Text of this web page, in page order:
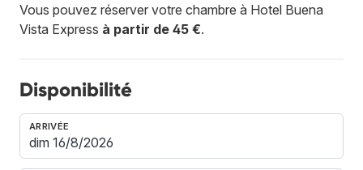
Vous pouvez réserver votre chambre à Hotel Buena
Vista Express à partir de 45 €.
Disponibilité
ARRIVÉE